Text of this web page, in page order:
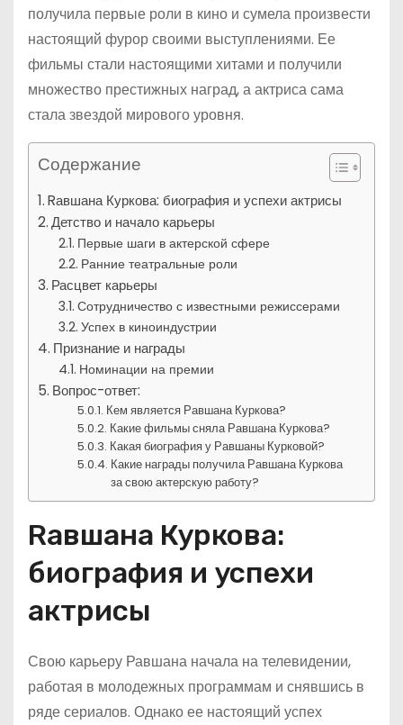
получила первые роли в кино и сумела произвести
настоящий фурор своими выступлениями. Ее
фильмы стали настоящими хитами и получили
множество престижных наград, а актриса сама
стала звездой мирового уровня.
Содержание
Rавшана Куркова: биография и успехи актрисы
Детство и начало карьеры
Первые шаги в актерской сфере
Ранние театральные роли
Расцвет карьеры
Сотрудничество с известными режиссерами
Успех в киноиндустрии
Признание и награды
Номинации на премии
Вопрос-ответ:
Кем является Равшана Куркова?
Какие фильмы сняла Равшана Куркова?
Какая биография у Равшаны Курковой?
Какие награды получила Равшана Куркова
за свою актерскую работу?
Rавшана Куркова:
биография и успехи
актрисы
Свою карьеру Равшана начала на телевидении,
работая в молодежных программам и снявшись в
ряде сериалов. Однако ее настоящий успех